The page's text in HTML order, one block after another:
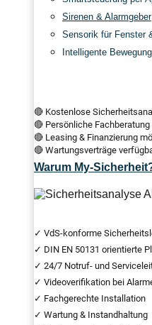
Sirenen & Alarmgeber
Sensorik für Fenster
Intelligente
🔴 Kostenlose
🔴 Persönliche Fachberatung
🔴 Leasing & Finanzierung
🔴 Wartungsverträge
Warum My-
✓ VdS-konforme
✓ DIN EN 50131 orientierte
✓ 24/7 Notruf- und
✓ Videoverifikation bei
✓ Fachgerechte Installation
✓ Wartung & Instandhaltung